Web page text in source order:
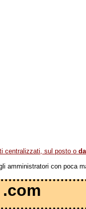
centralizzati, sul posto o
amministratori con poca